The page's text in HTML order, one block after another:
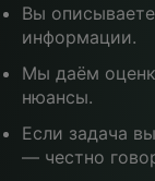
Вы
информации.
Мы даём
нюансы.
Если задача
— честно